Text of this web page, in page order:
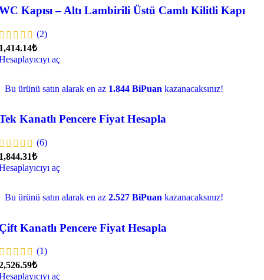
Kapısı – Altı Lambirili Üstü Camlı Kilitli Kapı
(2)
aç
Bu ürünü satın alarak en az 1.844 BiPuan kazanacaksınız!
Kanatlı Pencere Fiyat Hesapla
(6)
aç
Bu ürünü satın alarak en az 2.527 BiPuan kazanacaksınız!
Kanatlı Pencere Fiyat Hesapla
(1)
aç